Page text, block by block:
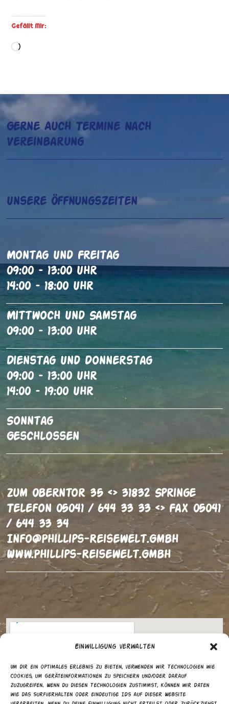
Einwilligung verwalten
Um dir ein optimales Erlebnis zu bieten, verwenden wir Technologien wie
Cookies, um Geräteinformationen zu speichern und/oder darauf
zuzugreifen. Wenn du diesen Technologien zustimmst, können wir Daten
wie das Surfverhalten oder eindeutige IDs auf dieser Website
Gefällt Mir:
Wird
Gerne Auch Termine Nach
Vereinbarung
Unsere Öffnungszeiten
Montag Und Freitag
09:00 – 13:00 Uhr
14:00 – 18:00 Uhr
Mittwoch Und Samstag
09:00 – 13:00 Uhr
Dienstag Und Donnerstag
09:00 – 13:00 Uhr
14:00 – 19:00 Uhr
Sonntag
Geschlossen
Zum Oberntor 35 <> 31832 Springe
Telefon 05041 / 644 33 33 <> Fax 05041
/ 644 33 34
Info@phillips-Reisewelt.gmbh
Www.phillips-Reisewelt.gmbh